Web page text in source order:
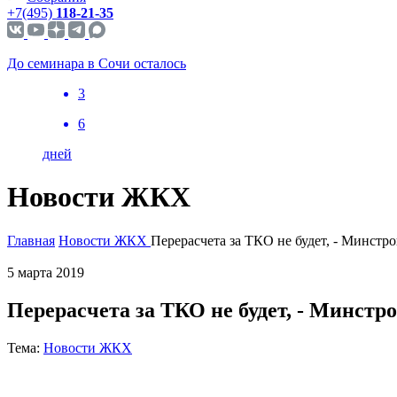
+7(495) 118-21-35
До семинара в Сочи осталось
3
6
дней
Новости ЖКХ
Главная Новости ЖКХ Перерасчета за ТКО не будет, -
5 марта 2019
Перерасчета за ТКО не будет, -
Тема: Новости ЖКХ